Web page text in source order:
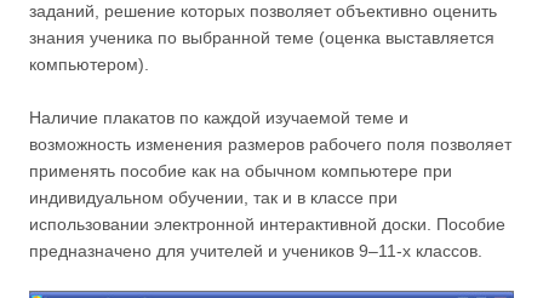
заданий, решение которых позволяет объективно оценить
знания ученика по выбранной теме (оценка выставляется
компьютером).
Наличие плакатов по каждой изучаемой теме и
возможность изменения размеров рабочего поля позволяет
применять пособие как на обычном компьютере при
индивидуальном обучении, так и в классе при
использовании электронной интерактивной доски. Пособие
предназначено для учителей и учеников 9–11-х классов.